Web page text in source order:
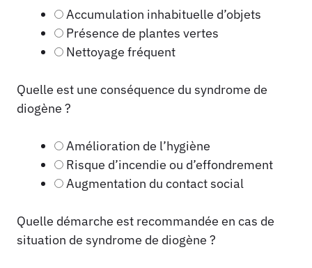
Accumulation inhabituelle d’objets
Présence de plantes vertes
Nettoyage fréquent
Quelle est une conséquence du syndrome de
diogène ?
Amélioration de l’hygiène
Risque d’incendie ou d’effondrement
Augmentation du contact social
Quelle démarche est recommandée en cas de
situation de syndrome de diogène ?